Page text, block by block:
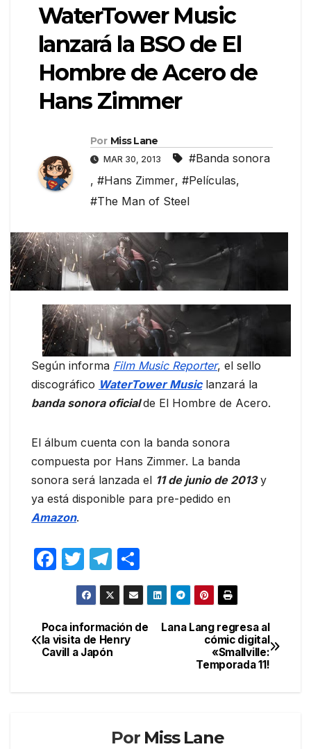
WaterTower Music
lanzará la BSO de El
Hombre de Acero de
Hans Zimmer
Por Miss Lane
MAR 30, 2013
#Banda sonora
, #Hans Zimmer, #Películas,
#The Man of Steel
Según informa Film Music Reporter, el sello
discográfico WaterTower Musiclanzará la
banda sonora oficialde El Hombre de Acero.
El álbum cuenta con la banda sonora
compuesta por Hans Zimmer. La banda
sonora será lanzada el 11 de junio de 2013y
ya está disponible para pre-pedido en
Amazon.
F
e
b
T
w
itt
er
T
el
e
gr
a
o
m
p
Navegación
de
Lana Lang regresa al
cómic digital
«Smallville:
Temporada 11!
Poca información de
la visita de Henry
Cavill a Japón
Por Miss Lane